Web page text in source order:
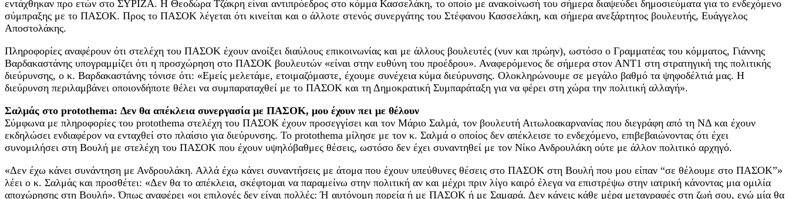
εντάχθηκαν προ ετών στο ΣΥΡΙΖΑ. Η Θεοδώρα Τζάκρη είναι αντιπρόεδρος στο κόμμα Κασσελάκη, το οποίο με ανακοίνωσή του σήμερα διαψεύδει δημοσιεύματα για το ενδεχόμενο
σύμπραξης με το ΠΑΣΟΚ. Προς το ΠΑΣΟΚ λέγεται ότι κινείται και ο άλλοτε στενός συνεργάτης του Στέφανου Κασσελάκη, και σήμερα ανεξάρτητος βουλευτής, Ευάγγελος
Αποστολάκης.
Πληροφορίες αναφέρουν ότι στελέχη του ΠΑΣΟΚ έχουν ανοίξει διαύλους επικοινωνίας και με άλλους βουλευτές (νυν και πρώην), ωστόσο ο Γραμματέας του κόμματος, Γιάννης
Βαρδακαστάνης υπογραμμίζει ότι η προσχώρηση στο ΠΑΣΟΚ βουλευτών «είναι στην ευθύνη του προέδρου». Αναφερόμενος δε σήμερα στον ΑΝΤ1 στη στρατηγική της πολιτικής
διεύρυνσης, ο κ. Βαρδακαστάνης τόνισε ότι: «Εμείς μελετάμε, ετοιμαζόμαστε, έχουμε συνέχεια κύμα διεύρυνσης. Ολοκληρώνουμε σε μεγάλο βαθμό τα ψηφοδέλτιά μας. Η
διεύρυνση περιλαμβάνει οποιονδήποτε θέλει να συμπαραταχθεί με το ΠΑΣΟΚ και τη Δημοκρατική Συμπαράταξη για να φέρει στη χώρα την πολιτική αλλαγή».
Σαλμάς στο protothema: Δεν θα απέκλεια συνεργασία με ΠΑΣΟΚ, μου έχουν πει με θέλουν
Σύμφωνα με πληροφορίες του protothema στελέχη του ΠΑΣΟΚ έχουν προσεγγίσει και τον Μάριο Σαλμά, τον βουλευτή Αιτωλοακαρνανίας που διεγράφη από τη ΝΔ και έχουν
εκδηλώσει ενδιαφέρον να ενταχθεί στο πλαίσιο για διεύρυνσης. Το protothema μίλησε με τον κ. Σαλμά ο οποίος δεν απέκλεισε το ενδεχόμενο, επιβεβαιώνοντας ότι έχει
συνομιλήσει στη Βουλή με στελέχη του ΠΑΣΟΚ που έχουν υψηλόβαθμες θέσεις, ωστόσο δεν έχει συναντηθεί με τον Νίκο Ανδρουλάκη ούτε με άλλον πολιτικό αρχηγό.
«Δεν έχω κάνει συνάντηση με Ανδρουλάκη. Αλλά έχω κάνει συναντήσεις με άτομα που έχουν υπεύθυνες θέσεις στο ΠΑΣΟΚ στη Βουλή που μου είπαν “σε θέλουμε στο ΠΑΣΟΚ”»
λέει ο κ. Σαλμάς και προσθέτει: «Δεν θα το απέκλεια, σκέφτομαι να παραμείνω στην πολιτική αν και μέχρι πριν λίγο καιρό έλεγα να επιστρέψω στην ιατρική κάνοντας μια ομιλία
αποχώρησης στη Βουλή». Όπως αναφέρει «οι επιλογές δεν είναι πολλές: Ή αυτόνομη πορεία ή με ΠΑΣΟΚ ή με Σαμαρά. Δεν κάνεις κάθε μέρα μεταγραφές στη ζωή σου, εγώ μία θα